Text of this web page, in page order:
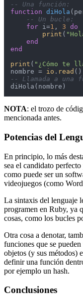
-- Una función:
function diHola
-- Un bucle:
for i=1 , 3 do
print (
end
end
print ( "¿Cómo te
nombre = io . read
-- Llamada a una
diHola(nombre)
NOTA: el trozo de
mencionada antes.
Potencias del
En principio, lo más
sea el candidato
como puede ser un
videojuegos (como
La sintaxis del lenguaje
programen en Ruby, ya
cosas, como los bucles
Otra cosa a denotar,
funciones que se
objetos (y sus métodos)
definir una función
por ejemplo un hash.
Conclusiones